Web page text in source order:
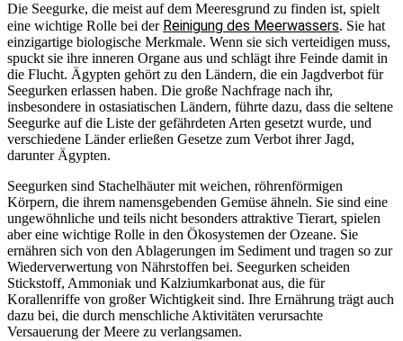
Die Seegurke, die meist auf dem Meeresgrund zu finden ist, spielt
eine wichtige Rolle bei der Reinigung des Meerwassers. Sie hat
einzigartige biologische Merkmale. Wenn sie sich verteidigen muss,
spuckt sie ihre inneren Organe aus und schlägt ihre Feinde damit in
die Flucht. Ägypten gehört zu den Ländern, die ein Jagdverbot für
Seegurken erlassen haben. Die große Nachfrage nach ihr,
insbesondere in ostasiatischen Ländern, führte dazu, dass die seltene
Seegurke auf die Liste der gefährdeten Arten gesetzt wurde, und
verschiedene Länder erließen Gesetze zum Verbot ihrer Jagd,
darunter Ägypten.
Seegurken sind Stachelhäuter mit weichen, röhrenförmigen
Körpern, die ihrem namensgebenden Gemüse ähneln. Sie sind eine
ungewöhnliche und teils nicht besonders attraktive Tierart, spielen
aber eine wichtige Rolle in den Ökosystemen der Ozeane. Sie
ernähren sich von den Ablagerungen im Sediment und tragen so zur
Wiederverwertung von Nährstoffen bei. Seegurken scheiden
Stickstoff, Ammoniak und Kalziumkarbonat aus, die für
Korallenriffe von großer Wichtigkeit sind. Ihre Ernährung trägt auch
dazu bei, die durch menschliche Aktivitäten verursachte
Versauerung der Meere zu verlangsamen.